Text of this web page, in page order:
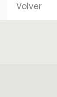
Volver